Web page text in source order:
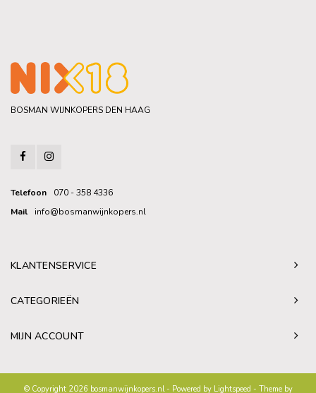
BOSMAN WIJNKOPERS DEN HAAG
Telefoon
070 - 358 4336
Mail
info@bosmanwijnkopers.nl
KLANTENSERVICE
CATEGORIEËN
MIJN ACCOUNT
© Copyright 2026 bosmanwijnkopers.nl - Powered by Lightspeed - Theme by